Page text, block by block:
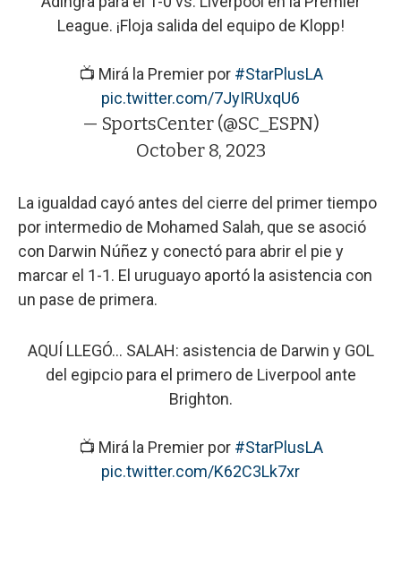
League. ¡Floja salida del equipo de Klopp!
📺 Mirá la Premier por #StarPlusLA
pic.twitter.com/7JyIRUxqU6
— SportsCenter (@SC_ESPN)
October 8, 2023
La igualdad cayó antes del cierre del primer tiempo
por intermedio de Mohamed Salah, que se asoció
con Darwin Núñez y conectó para abrir el pie y
marcar el 1-1. El uruguayo aportó la asistencia con
un pase de primera.
AQUÍ LLEGÓ... SALAH: asistencia de Darwin y GOL
del egipcio para el primero de Liverpool ante
Brighton.
📺 Mirá la Premier por #StarPlusLA
pic.twitter.com/K62C3Lk7xr